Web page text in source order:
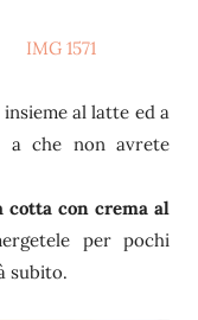
al latte ed a
a che non avrete
cotta con crema al
per pochi
subito.